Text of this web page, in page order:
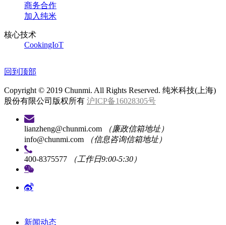
商务合作
加入纯米
核心技术
CookingIoT
回到顶部
Copyright © 2019 Chunmi. All Rights Reserved. 纯米科技(上海)
股份有限公司版权所有 沪ICP备16028305号
lianzheng@chunmi.com
（廉政信箱地址）
info@chunmi.com
（信息咨询信箱地址）
400-8375577 （工作日9:00-5:30）
新闻动态